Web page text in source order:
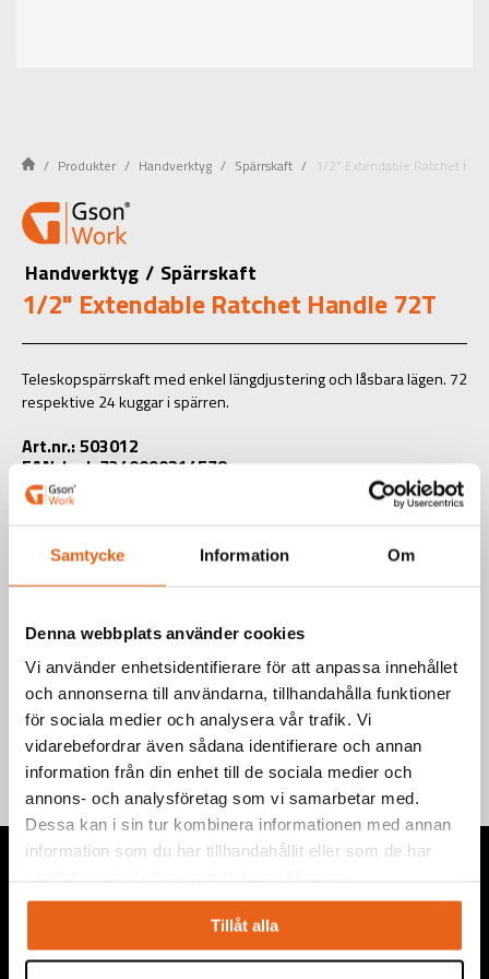
Samtycke Information Om
Denna webbplats använder cookies
Vi använder enhetsidentifierare för att anpassa innehållet
och annonserna till användarna, tillhandahålla funktioner
för sociala medier och analysera vår trafik. Vi
vidarebefordrar även sådana identifierare och annan
information från din enhet till de sociala medier och
annons- och analysföretag som vi samarbetar med.
Dessa kan i sin tur kombinera informationen med annan
information som du har tillhandahållit eller som de har
Tillåt alla
Produkter Handverktyg Spärrskaft 1/2" Extendable Ratchet
Handverktyg / Spärrskaft
1/2" Extendable Ratchet Handle 72T
Teleskopspärrskaft med enkel längdjustering och låsbara lägen. 72
respektive 24 kuggar i spärren.
Art.nr.: 503012
EAN-kod: 7340090214578
Teknisk information
Vi levererar högkvalitativa ”produkter för proffs”, under